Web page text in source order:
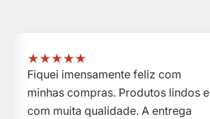
★★★★★
Fiquei imensamente feliz com
minhas compras. Produtos lindos e
com muita qualidade. A entrega